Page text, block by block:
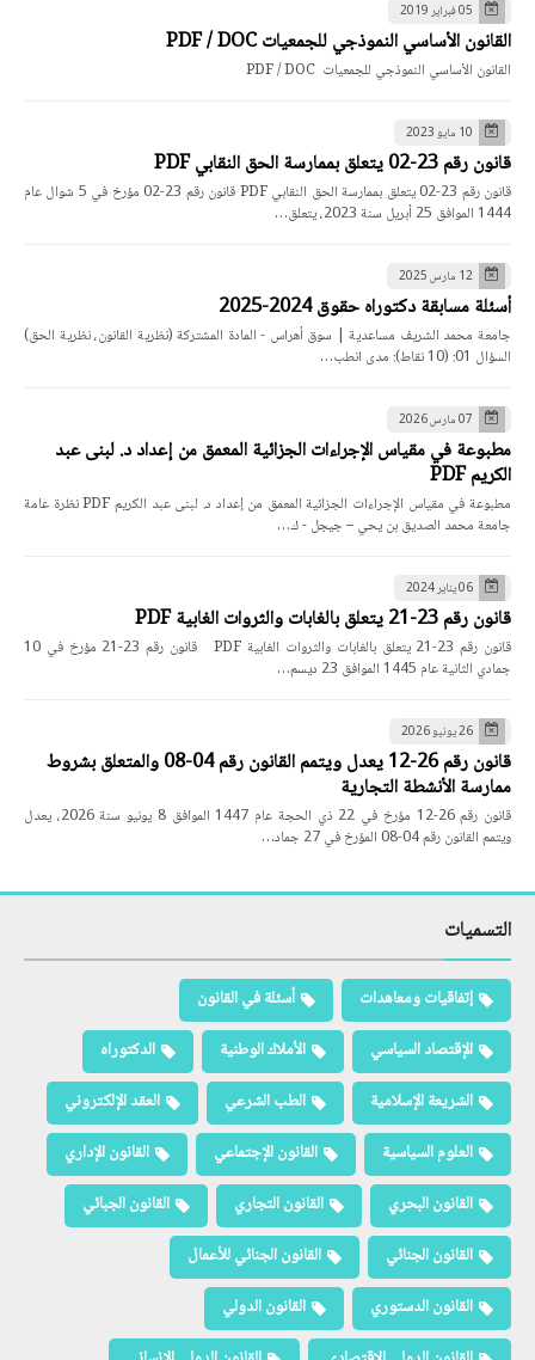
05 فبراير 2019
القانون الأساسي النموذجي للجمعيات PDF / DOC
القانون الأساسي النموذجي للجمعيات PDF / DOC
10 مايو 2023
قانون رقم 23-02 يتعلق بممارسة الحق النقابي PDF
قانون رقم 23-02 يتعلق بممارسة الحق النقابي PDF قانون رقم 23-02 مؤرخ في 5 شوال عام
1444 الموافق 25 أبريل سنة 2023، يتعلق…
12 مارس 2025
أسئلة مسابقة دكتوراه حقوق 2024-2025
جامعة محمد الشريف مساعدية | سوق أهراس - المادة المشتركة (نظرية القانون، نظرية الحق)
السؤال 01: (10 نقاط): مدى انطب…
07 مارس 2026
مطبوعة في مقياس الإجراءات الجزائية المعمق من إعداد د. لبنى عبد
الكريم PDF
مطبوعة في مقياس الإجراءات الجزائية المعمق من إعداد د. لبنى عبد الكريم PDF نظرة عامة
جامعة محمد الصديق بن يحي – جيجل - ك…
06 يناير 2024
قانون رقم 23-21 يتعلق بالغابات والثروات الغابية PDF
قانون رقم 23-21 يتعلق بالغابات والثروات الغابية PDF قانون رقم 23-21 مؤرخ في 10
جمادي الثانية عام 1445 الموافق 23 ديسم…
26 يونيو 2026
قانون رقم 26-12 يعدل ويتمم القانون رقم 04-08 والمتعلق بشروط
ممارسة الأنشطة التجارية
قانون رقم 26-12 مؤرخ في 22 ذي الحجة عام 1447 الموافق 8 يونيو سنة 2026، يعدل
ويتمم القانون رقم 04-08 المؤرخ في 27 جماد…
التسميات
إتفاقيات ومعاهدات
أسئلة في القانون
الإقتصاد السياسي
الأملاك الوطنية
الدكتوراه
الشريعة الإسلامية
الطب الشرعي
العقد الإلكتروني
العلوم السياسية
القانون الإجتماعي
القانون الإداري
القانون البحري
القانون التجاري
القانون الجبائي
القانون الجنائي
القانون الجنائي للأعمال
القانون الدستوري
القانون الدولي